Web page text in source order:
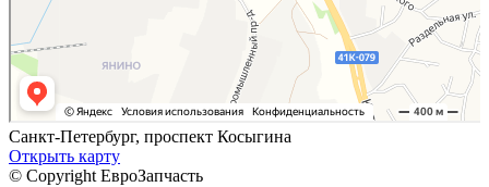
Санкт-Петербург, проспект Косыгина
Открыть карту
© Copyright ЕвроЗапчасть